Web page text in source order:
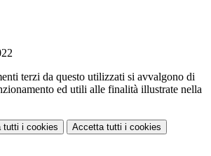
terzi da questo utilizzati si avvalgono di
ed utili alle finalità illustrate nella
tutti i cookies Accetta tutti i cookies